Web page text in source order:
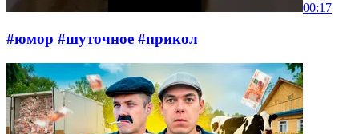
00:17
#юмор #шуточное #прикол